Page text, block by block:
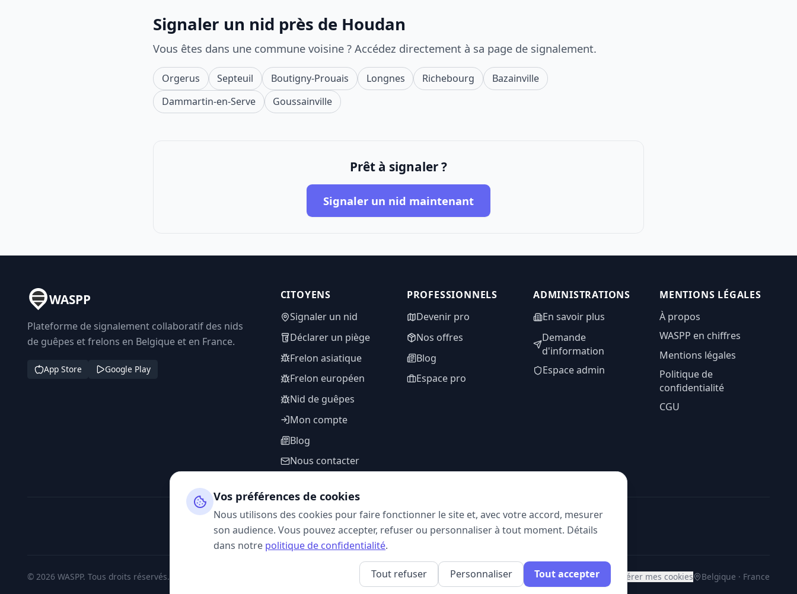
Signaler un nid près de Houdan
Vous êtes dans une commune voisine ? Accédez directement à sa page de signalement.
Orgerus Septeuil Boutigny-Prouais Longnes Richebourg
Bazainville
Dammartin-en-Serve
Goussainville
Prêt à signaler ?
Signaler un nid maintenant
WASPP
Plateforme de signalement collaboratif des nids
de guêpes et frelons en Belgique et en France.
App Store Google Play
CITOYENS
Signaler un nid
Déclarer un piège
Frelon asiatique
Frelon européen
Nid de guêpes
Mon compte
Blog
Nous contacter
PROFESSIONNELS
Devenir pro
Nos offres
Blog
Espace pro
ADMINISTRATIONS
En savoir plus
Demande
d'information
Espace admin
MENTIONS LÉGALES
À propos
WASPP en chiffres
Mentions légales
Politique de
confidentialité
CGU
SUIVEZ-NOUS
© 2026 WASPP. Tous droits réservés. Gérer mes cookies Belgique · France
Vos préférences de cookies
Nous utilisons des cookies pour faire fonctionner le site et, avec votre accord, mesurer
son audience. Vous pouvez accepter, refuser ou personnaliser à tout moment. Détails
dans notre politique de confidentialité.
Tout refuser Personnaliser Tout accepter